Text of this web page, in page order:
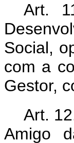
Art.
Social,
com a
Gestor,
Art.
Amigo